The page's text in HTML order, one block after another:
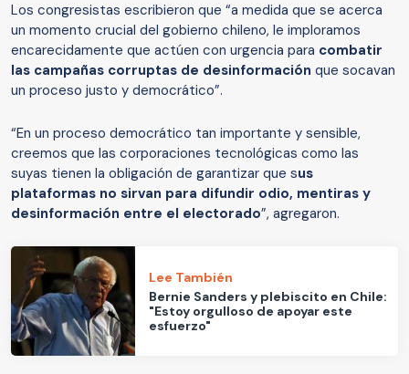
Los congresistas escribieron que “a medida que se acerca
un momento crucial del gobierno chileno, le imploramos
encarecidamente que actúen con urgencia para combatir
las campañas corruptas de desinformación que socavan
un proceso justo y democrático”.
“En un proceso democrático tan importante y sensible,
creemos que las corporaciones tecnológicas como las
suyas tienen la obligación de garantizar que sus
plataformas no sirvan para difundir odio, mentiras y
desinformación entre el electorado”, agregaron.
Lee También
Bernie Sanders y plebiscito en Chile:
"Estoy orgulloso de apoyar este
esfuerzo"